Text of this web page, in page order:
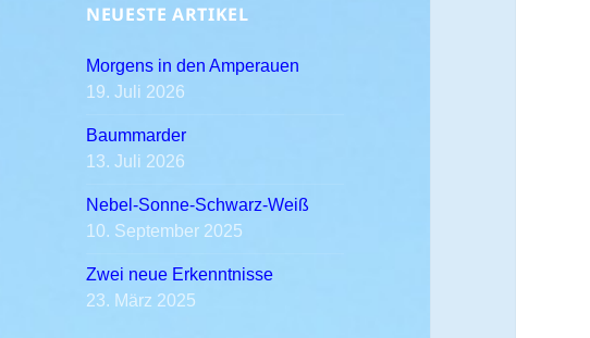
NEUESTE ARTIKEL
Morgens in den Amperauen
19. Juli 2026
Baummarder
13. Juli 2026
Nebel-Sonne-Schwarz-Weiß
10. September 2025
Zwei neue Erkenntnisse
23. März 2025